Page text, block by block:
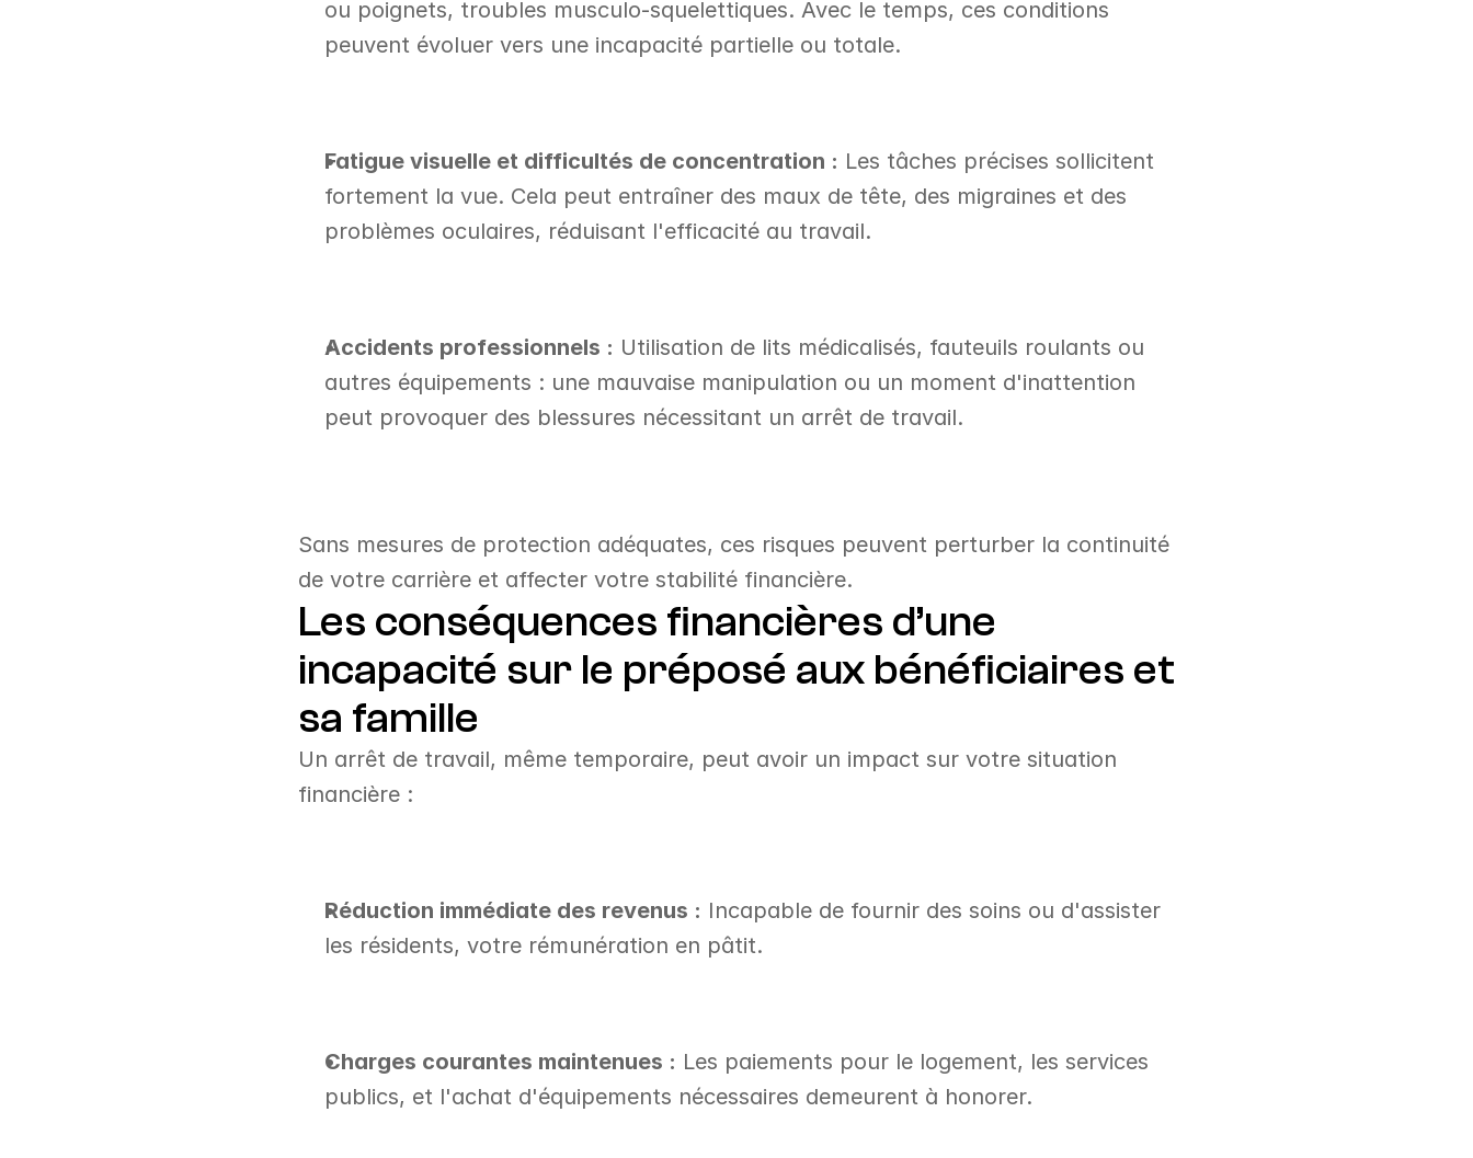
ou poignets, troubles musculo-squelettiques. Avec le temps, ces conditions
peuvent évoluer vers une incapacité partielle ou totale.
Fatigue visuelle et difficultés de concentration : Les tâches précises sollicitent
fortement la vue. Cela peut entraîner des maux de tête, des migraines et des
problèmes oculaires, réduisant l'efficacité au travail.
Accidents professionnels : Utilisation de lits médicalisés, fauteuils roulants ou
autres équipements : une mauvaise manipulation ou un moment d'inattention
peut provoquer des blessures nécessitant un arrêt de travail.
Sans mesures de protection adéquates, ces risques peuvent perturber la continuité
de votre carrière et affecter votre stabilité financière.
Les conséquences financières d’une
incapacité sur le préposé aux bénéficiaires et
sa famille
Un arrêt de travail, même temporaire, peut avoir un impact sur votre situation
financière :
Réduction immédiate des revenus : Incapable de fournir des soins ou d'assister
les résidents, votre rémunération en pâtit.
Charges courantes maintenues : Les paiements pour le logement, les services
publics, et l'achat d'équipements nécessaires demeurent à honorer.